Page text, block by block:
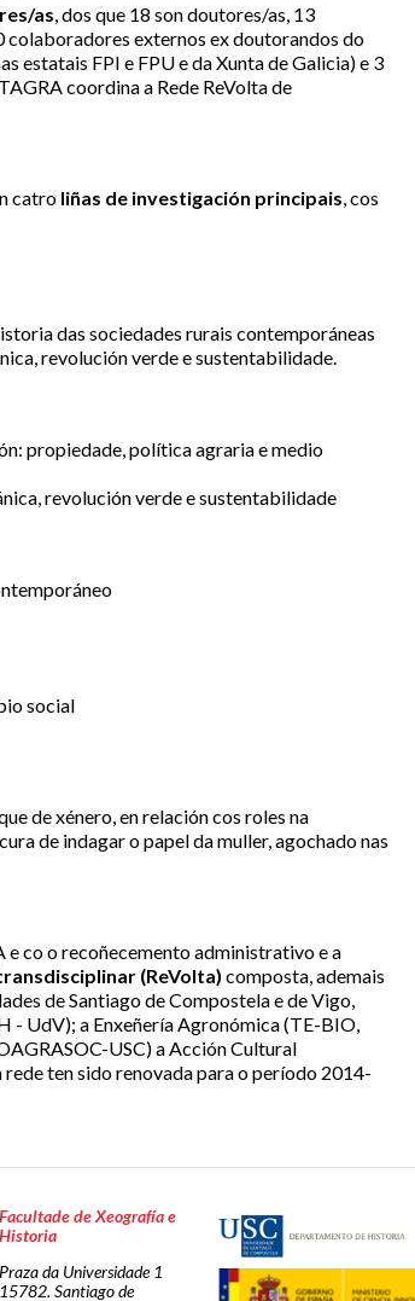
as, dos que 18 son doutores/as, 13
colaboradores externos ex doutorandos do
estatais FPI e FPU e da Xunta de Galicia) e 3
coordina a Rede ReVolta de
catro liñas de investigación principais, cos
das sociedades rurais contemporáneas
revolución verde e sustentabilidade.
propiedade, política agraria e medio
revolución verde e sustentabilidade
social
de xénero, en relación cos roles na
de indagar o papel da muller, agochado nas
co o recoñecemento administrativo e a
(ReVolta) composta, ademais
de Santiago de Compostela e de Vigo,
- UdV); a Enxeñería Agronómica (TE-BIO,
USC) a Acción Cultural
ten sido renovada para o período 2014-
Facultade de Xeografía e
Historia
Praza da Universidade 1
15782. Santiago de